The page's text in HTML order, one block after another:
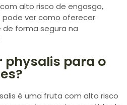
alto risco de engasgo,
pode ver como oferecer
forma segura na
physalis para o
é uma fruta com alto risco